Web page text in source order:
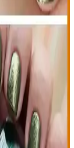
Estetik
coat’in önemi,
şekilde
sağlıklı sonuçlar
ve
sürüm özellikleriyle
ojedir, günlük ve
Güncel